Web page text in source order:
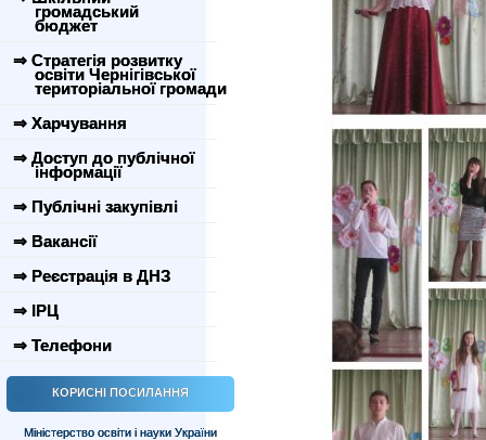
громадський
бюджет
⇒ Стратегія розвитку
освіти Чернігівської
територіальної громади
⇒ Харчування
⇒ Доступ до публічної
інформації
⇒ Публічні закупівлі
⇒ Вакансії
⇒ Реєстрація в ДНЗ
⇒ ІРЦ
⇒ Телефони
КОРИСНІ ПОСИЛАННЯ
Міністерство освіти і науки України